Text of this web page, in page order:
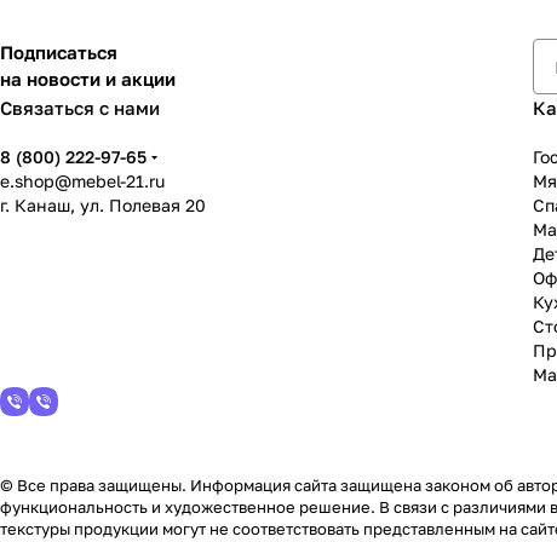
Подписаться
на новости и акции
Связаться с нами
8 (800) 222-97-65
e.shop@mebel-21.ru
г. Канаш, ул. Полевая 20
© Все права защищены. Информация сайта защищена законом об
функциональность и художественное решение. В связи с различиями
текстуры продукции могут не соответствовать представленным на